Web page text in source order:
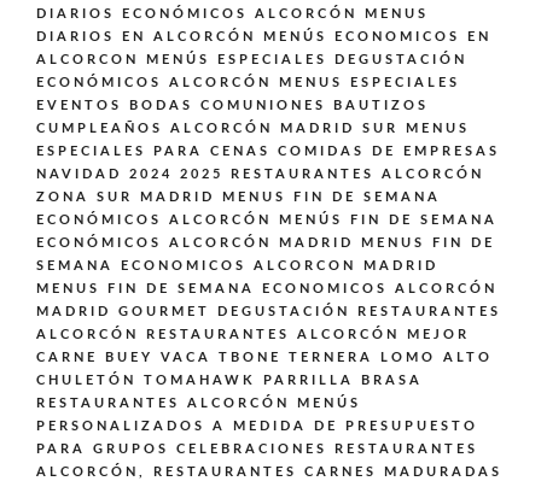
DIARIOS ECONÓMICOS ALCORCÓN
MENUS
DIARIOS EN ALCORCÓN
MENÚS ECONOMICOS EN
ALCORCON
MENÚS ESPECIALES DEGUSTACIÓN
ECONÓMICOS ALCORCÓN
MENUS ESPECIALES
EVENTOS BODAS COMUNIONES BAUTIZOS
CUMPLEAÑOS ALCORCÓN MADRID SUR
MENUS
ESPECIALES PARA CENAS COMIDAS DE EMPRESAS
NAVIDAD 2024 2025 RESTAURANTES ALCORCÓN
ZONA SUR MADRID
MENUS FIN DE SEMANA
ECONÓMICOS ALCORCÓN
MENÚS FIN DE SEMANA
ECONÓMICOS ALCORCÓN MADRID
MENUS FIN DE
SEMANA ECONOMICOS ALCORCON MADRID
MENUS FIN DE SEMANA ECONOMICOS ALCORCÓN
MADRID GOURMET DEGUSTACIÓN
RESTAURANTES
ALCORCÓN
RESTAURANTES ALCORCÓN MEJOR
CARNE BUEY VACA TBONE TERNERA LOMO ALTO
CHULETÓN TOMAHAWK PARRILLA BRASA
RESTAURANTES ALCORCÓN MENÚS
PERSONALIZADOS A MEDIDA DE PRESUPUESTO
PARA GRUPOS CELEBRACIONES
RESTAURANTES
ALCORCÓN,
RESTAURANTES CARNES MADURADAS